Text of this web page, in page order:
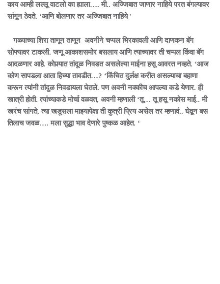
काय आम्ही लल्लू वाटलो का ह्याला…. मी.. अज्जिबात जाणार नाहिये परत बंगल्यावर
सांगून ठेवते. ‘आणि बोलणार तर अज्जिबात नाहिये '
गळ्याच्या शिरा ताणून ताणून अवनीने चप्पल भिरकावली आणि दाणकन बॅग
सोफ्यावर टाकली. जणू आकाशसमोर बसलाय आणि त्याच्यावर ती चप्पल किंवा बॅग
आदळणार आहे. कोपर्‍यात तांदूळ निवडत असलेल्या माईना हसू आवरत नव्हते. ‘आज
कोण सापडला आता हिच्या तावडीत…? ‘किंचित दुर्लक्ष करीत असल्याचा बहाणा
करून त्यांनी तांदुळ निवडायला घेतले. पण अवनी नक्कीच आपल्या कडे येणार. ही
खात्री होती. त्यांच्याकडे मोर्चा वळवत, अवनी म्हणाली ‘तू… तू हसू नकोस माई.. मी
खरंच सांगते. त्या खडूसला माझ्यापेक्षा ती कुत्री प्रिय असेल तर म्हणावं.. घेवून बस
तिलाच जवळ…. मला सुद्धा भाव देणारे पुष्कळ आहेत. ‘